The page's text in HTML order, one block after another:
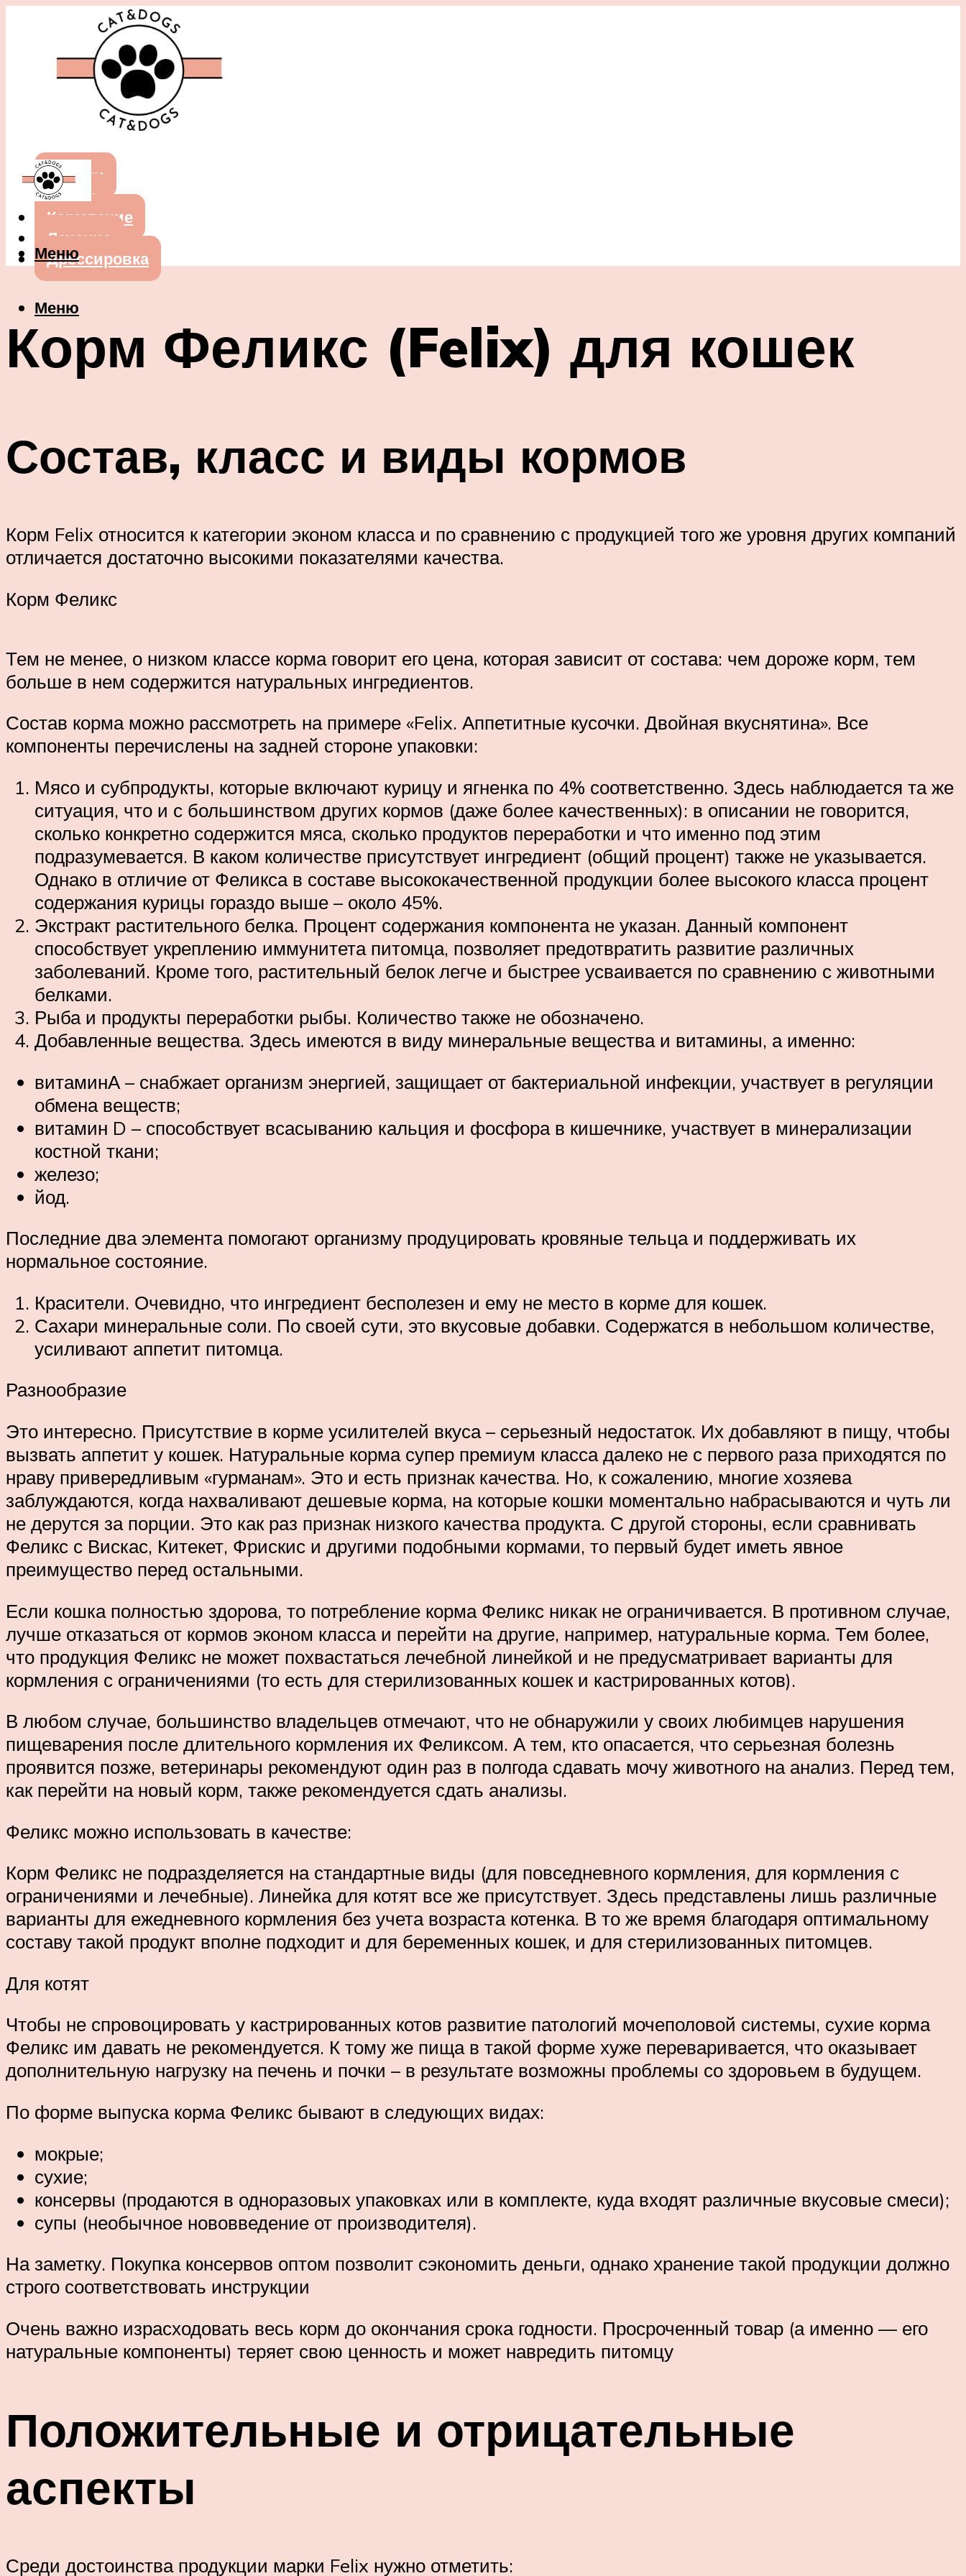
Собаки
Кошки
Кормление
Лечение
Дрессировка
Меню
Меню
Корм Феликс (Felix) для кошек
Состав, класс и виды кормов
Корм Felix относится к категории эконом класса и по сравнению с продукцией того же уровня других компаний
отличается достаточно высокими показателями качества.
Корм Феликс
Тем не менее, о низком классе корма говорит его цена, которая зависит от состава: чем дороже корм, тем
больше в нем содержится натуральных ингредиентов.
Состав корма можно рассмотреть на примере «Felix. Аппетитные кусочки. Двойная вкуснятина». Все
компоненты перечислены на задней стороне упаковки:
Мясо и субпродукты, которые включают курицу и ягненка по 4% соответственно. Здесь наблюдается та же
ситуация, что и с большинством других кормов (даже более качественных): в описании не говорится,
сколько конкретно содержится мяса, сколько продуктов переработки и что именно под этим
подразумевается. В каком количестве присутствует ингредиент (общий процент) также не указывается.
Однако в отличие от Феликса в составе высококачественной продукции более высокого класса процент
содержания курицы гораздо выше – около 45%.
Экстракт растительного белка. Процент содержания компонента не указан. Данный компонент
способствует укреплению иммунитета питомца, позволяет предотвратить развитие различных
заболеваний. Кроме того, растительный белок легче и быстрее усваивается по сравнению с животными
белками.
Рыба и продукты переработки рыбы. Количество также не обозначено.
Добавленные вещества. Здесь имеются в виду минеральные вещества и витамины, а именно:
витаминА – снабжает организм энергией, защищает от бактериальной инфекции, участвует в регуляции
обмена веществ;
витамин D – способствует всасыванию кальция и фосфора в кишечнике, участвует в минерализации
костной ткани;
железо;
йод.
Последние два элемента помогают организму продуцировать кровяные тельца и поддерживать их
нормальное состояние.
Красители. Очевидно, что ингредиент бесполезен и ему не место в корме для кошек.
Сахари минеральные соли. По своей сути, это вкусовые добавки. Содержатся в небольшом количестве,
усиливают аппетит питомца.
Разнообразие
Это интересно. Присутствие в корме усилителей вкуса – серьезный недостаток. Их добавляют в пищу, чтобы
вызвать аппетит у кошек. Натуральные корма супер премиум класса далеко не с первого раза приходятся по
нраву привередливым «гурманам». Это и есть признак качества. Но, к сожалению, многие хозяева
заблуждаются, когда нахваливают дешевые корма, на которые кошки моментально набрасываются и чуть ли
не дерутся за порции. Это как раз признак низкого качества продукта. С другой стороны, если сравнивать
Феликс с Вискас, Китекет, Фрискис и другими подобными кормами, то первый будет иметь явное
преимущество перед остальными.
Если кошка полностью здорова, то потребление корма Феликс никак не ограничивается. В противном случае,
лучше отказаться от кормов эконом класса и перейти на другие, например, натуральные корма. Тем более,
что продукция Феликс не может похвастаться лечебной линейкой и не предусматривает варианты для
кормления с ограничениями (то есть для стерилизованных кошек и кастрированных котов).
В любом случае, большинство владельцев отмечают, что не обнаружили у своих любимцев нарушения
пищеварения после длительного кормления их Феликсом. А тем, кто опасается, что серьезная болезнь
проявится позже, ветеринары рекомендуют один раз в полгода сдавать мочу животного на анализ. Перед тем,
как перейти на новый корм, также рекомендуется сдать анализы.
Феликс можно использовать в качестве:
Корм Феликс не подразделяется на стандартные виды (для повседневного кормления, для кормления с
ограничениями и лечебные). Линейка для котят все же присутствует. Здесь представлены лишь различные
варианты для ежедневного кормления без учета возраста котенка. В то же время благодаря оптимальному
составу такой продукт вполне подходит и для беременных кошек, и для стерилизованных питомцев.
Для котят
Чтобы не спровоцировать у кастрированных котов развитие патологий мочеполовой системы, сухие корма
Феликс им давать не рекомендуется. К тому же пища в такой форме хуже переваривается, что оказывает
дополнительную нагрузку на печень и почки – в результате возможны проблемы со здоровьем в будущем.
По форме выпуска корма Феликс бывают в следующих видах:
мокрые;
сухие;
консервы (продаются в одноразовых упаковках или в комплекте, куда входят различные вкусовые смеси);
супы (необычное нововведение от производителя).
На заметку. Покупка консервов оптом позволит сэкономить деньги, однако хранение такой продукции должно
строго соответствовать инструкции
Очень важно израсходовать весь корм до окончания срока годности. Просроченный товар (а именно — его
натуральные компоненты) теряет свою ценность и может навредить питомцу
Положительные и отрицательные
аспекты
Среди достоинства продукции марки Felix нужно отметить: